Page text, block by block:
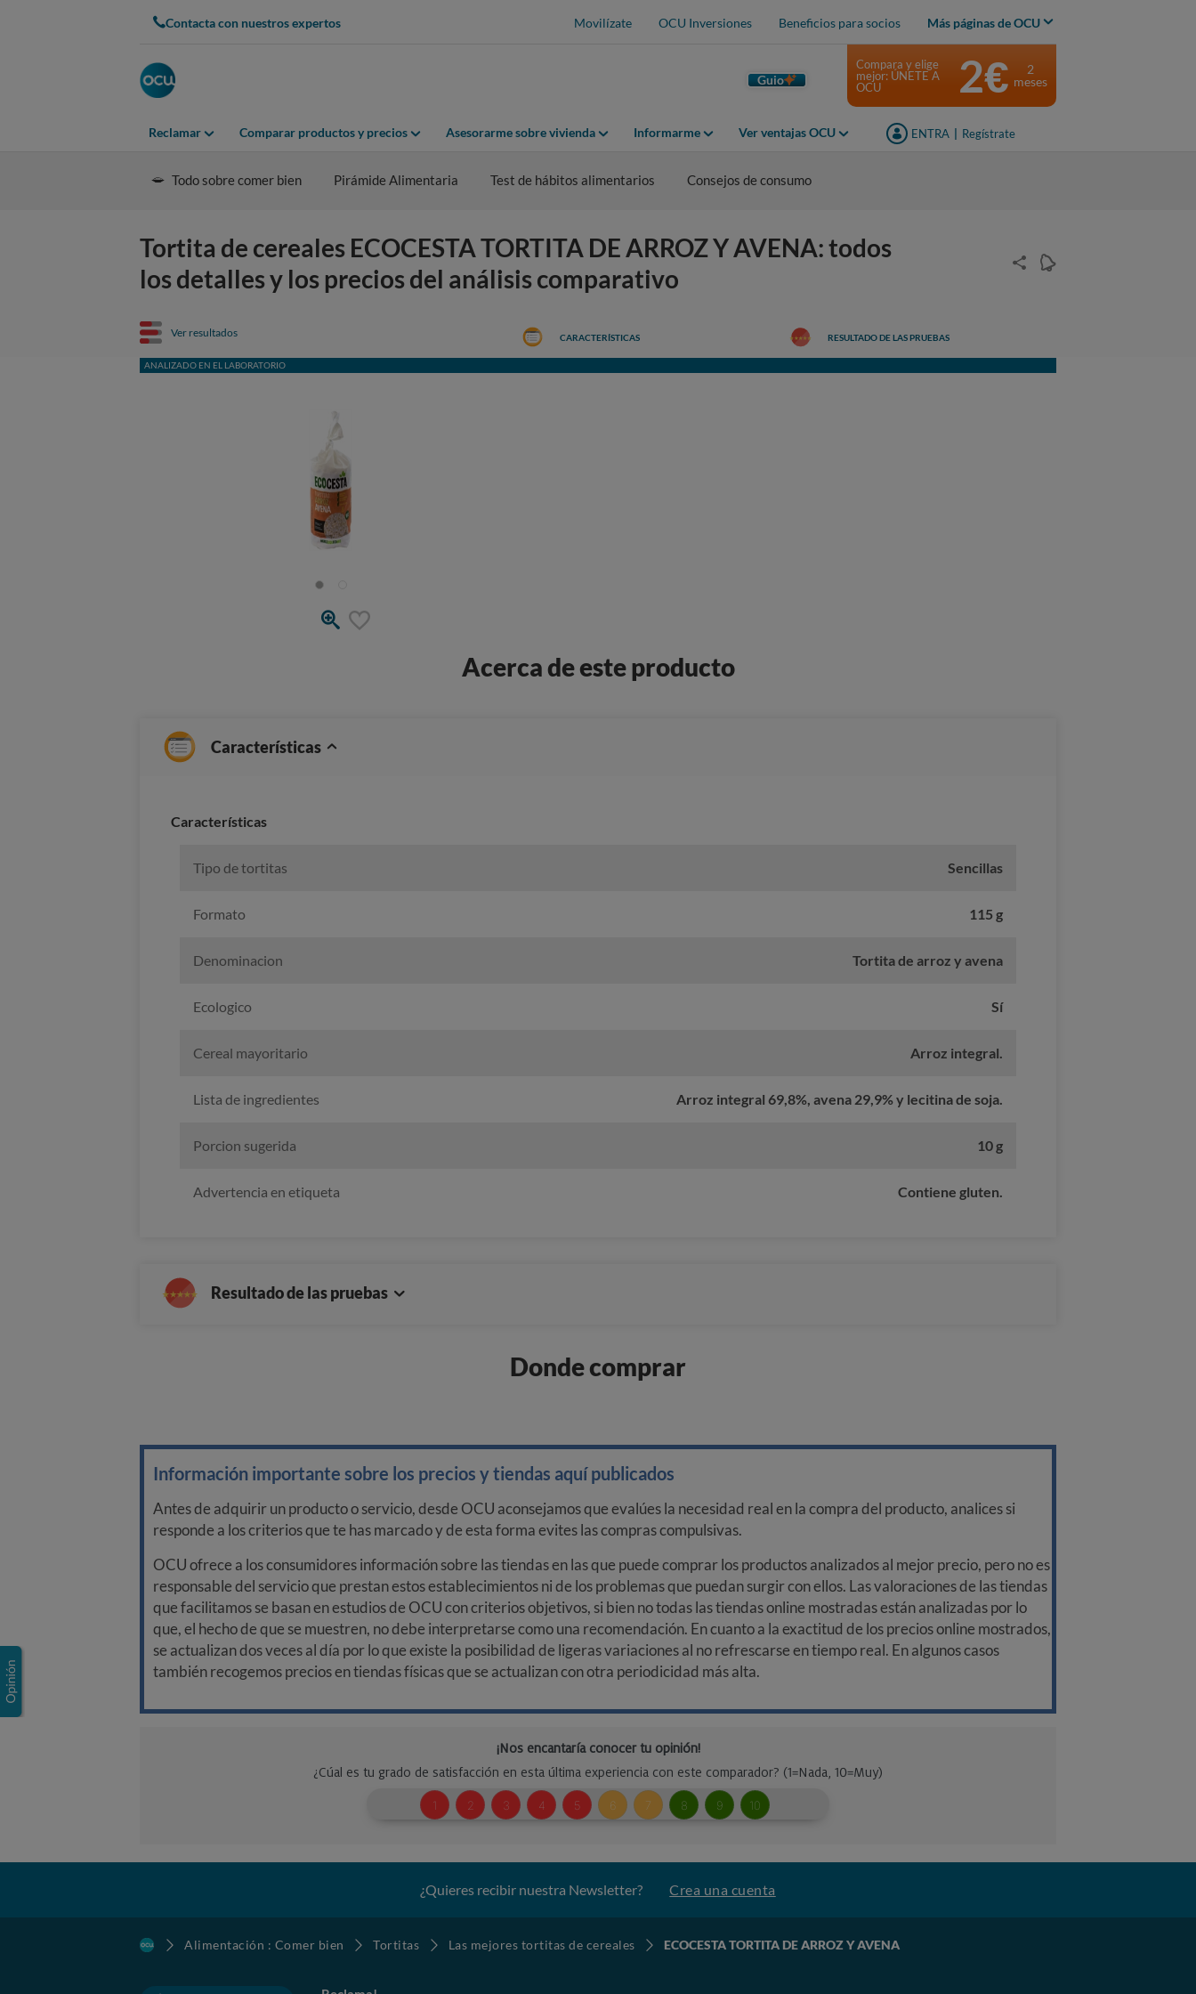
Contacta con nuestros expertos Movilízate OCU Inversiones Beneficios para socios Más páginas de OCU
Guio
Reclamar Comparar productos y precios Asesorarme sobre vivienda Informarme Ver ventajas OCU ENTRA Regístrate
Compara y elige
mejor: ÚNETE A
OCU
2€
2
meses
Todo sobre comer bien Pirámide Alimentaria Test de hábitos alimentarios Consejos de consumo
Tortita de cereales ECOCESTA TORTITA DE ARROZ Y AVENA: todos
los detalles y los precios del análisis comparativo
Ver resultados
ANALIZADO EN EL LABORATORIO
CARACTERÍSTICAS RESULTADO DE LAS PRUEBAS
Acerca de este producto
Características
Características
Tipo de tortitas Sencillas
Formato 115 g
Denominacion Tortita de arroz y avena
Ecologico Sí
Cereal mayoritario Arroz integral.
Lista de ingredientes Arroz integral 69,8%, avena 29,9% y lecitina de soja.
Porcion sugerida 10 g
Advertencia en etiqueta Contiene gluten.
Resultado de las pruebas
Donde comprar
Información importante sobre los precios y tiendas aquí publicados
Antes de adquirir un producto o servicio, desde OCU aconsejamos que evalúes la necesidad real en la compra del producto, analices si
responde a los criterios que te has marcado y de esta forma evites las compras compulsivas.
OCU ofrece a los consumidores información sobre las tiendas en las que puede comprar los productos analizados al mejor precio, pero no es
responsable del servicio que prestan estos establecimientos ni de los problemas que puedan surgir con ellos. Las valoraciones de las tiendas
que facilitamos se basan en estudios de OCU con criterios objetivos, si bien no todas las tiendas online mostradas están analizadas por lo
que, el hecho de que se muestren, no debe interpretarse como una recomendación. En cuanto a la exactitud de los precios online mostrados,
se actualizan dos veces al día por lo que existe la posibilidad de ligeras variaciones al no refrescarse en tiempo real. En algunos casos
también recogemos precios en tiendas físicas que se actualizan con otra periodicidad más alta.
¿Quieres recibir nuestra Newsletter? Crea una cuenta
Alimentación : Comer bien Tortitas Las mejores tortitas de cereales ECOCESTA TORTITA DE ARROZ Y AVENA